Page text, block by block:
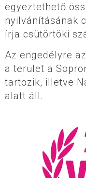
egyeztethető
nyilvánításának
írja csütörtöki
Az engedélyre
a terület a
tartozik, illetve
alatt áll.